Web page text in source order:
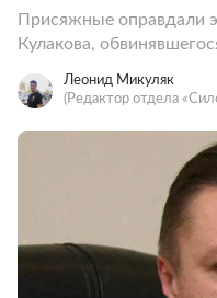
Присяжные оправдали
Кулакова,
Леонид Микуляк
(Редактор отдела